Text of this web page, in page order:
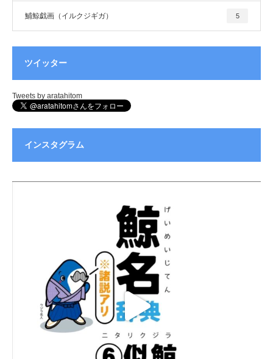
鯆鯨戯画（イルクジギガ） 5
ツイッター
Tweets by aratahitom
インスタグラム